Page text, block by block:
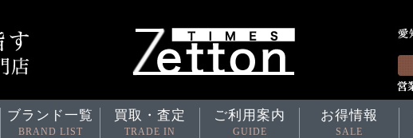
ブランド一覧
BRAND LIST
買取・査定
TRADE IN
ご利用案内
GUIDE
お得情報
SALE